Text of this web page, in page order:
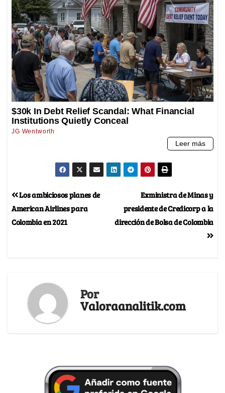
Exministra de Minas y
presidente de Credicorp a la
dirección de Bolsa de Colombia
Los ambiciosos planes de
American Airlines para
Colombia en 2021
Por
Valoraanalitik.com